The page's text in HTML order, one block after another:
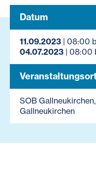
Datum
11.09.2023 | 08:00
04.07.2023 | 08:00
SOB
Gallneukirchen